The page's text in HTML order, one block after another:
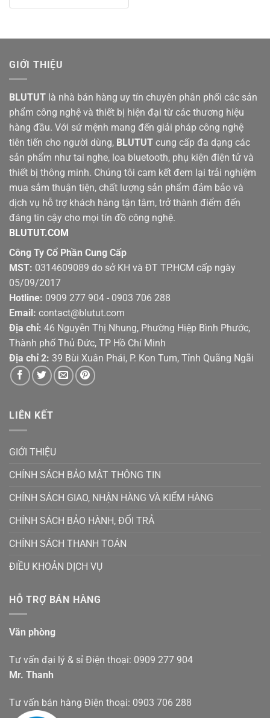
5.290.000 ₫.là:
GIỚI THIỆU
BLUTUT là nhà bán hàng uy tín chuyên phân phối các sản
phẩm công nghệ và thiết bị hiện đại từ các thương hiệu
hàng đầu. Với sứ mệnh mang đến giải pháp công nghệ
tiên tiến cho người dùng, BLUTUT cung cấp đa dạng các
sản phẩm như tai nghe, loa bluetooth, phụ kiện điện tử và
thiết bị thông minh. Chúng tôi cam kết đem lại trải nghiệm
mua sắm thuận tiện, chất lượng sản phẩm đảm bảo và
dịch vụ hỗ trợ khách hàng tận tâm, trở thành điểm đến
đáng tin cậy cho mọi tín đồ công nghệ.
BLUTUT.COM
Công Ty Cổ Phần Cung Cấp
MST: 0314609089 do sở KH và ĐT TP.HCM cấp ngày
05/09/2017
Hotline: 0909 277 904 - 0903 706 288
Email: contact@blutut.com
Địa chỉ: 46 Nguyễn Thị Nhung, Phường Hiệp Bình Phước,
Thành phố Thủ Đức, TP Hồ Chí Minh
Địa chỉ 2: 39 Bùi Xuân Phái, P. Kon Tum, Tỉnh Quãng Ngãi
LIÊN KẾT
GIỚI THIỆU
CHÍNH SÁCH BẢO MẬT THÔNG TIN
CHÍNH SÁCH GIAO, NHẬN HÀNG VÀ KIỂM HÀNG
CHÍNH SÁCH BẢO HÀNH, ĐỔI TRẢ
CHÍNH SÁCH THANH TOÁN
ĐIỀU KHOẢN DỊCH VỤ
HỖ TRỢ BÁN HÀNG
Văn phòng
Tư vấn đại lý & sỉ Điện thoại: 0909 277 904
Mr. Thanh
Tư vấn bán hàng Điện thoại: 0903 706 288